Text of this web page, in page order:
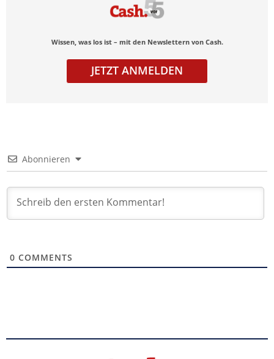
Wissen, was los ist – mit den Newslettern von Cash.
JETZT ANMELDEN
Abonnieren
0 COMMENTS